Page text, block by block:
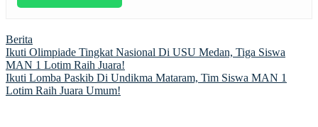
Berita
Post
navigation
Ikuti Olimpiade Tingkat Nasional Di USU Medan, Tiga Siswa
MAN 1 Lotim Raih Juara!
Ikuti Lomba Paskib Di Undikma Mataram, Tim Siswa MAN 1
Lotim Raih Juara Umum!